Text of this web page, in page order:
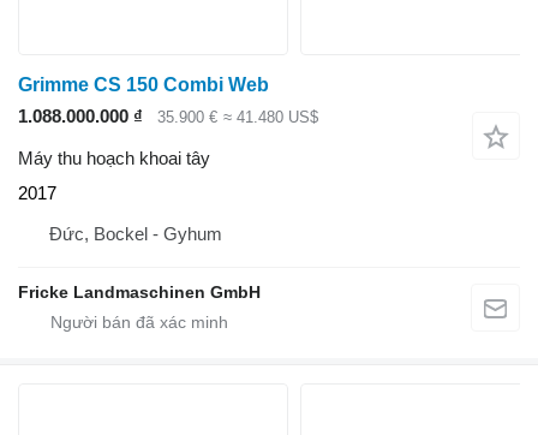
Grimme CS 150 Combi Web
1.088.000.000 ₫
35.900 € ≈ 41.480 US$
Máy thu hoạch khoai tây
2017
Đức, Bockel - Gyhum
Fricke Landmaschinen GmbH